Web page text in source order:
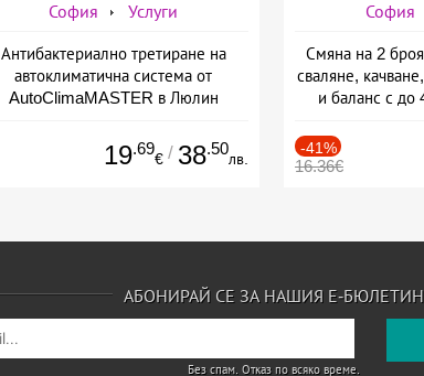
София Услуги
Антибактериално третиране на
автоклиматична система от
AutoClimaMASTER в Люлин
19.69
€ / 38.50
лв.
София
Смяна на 2
сваляне,
и баланс с до
-41%
16.36€
АБОНИРАЙ СЕ ЗА НАШИЯ Е-БЮЛЕТИН
Без спам. Отказ по всяко време.